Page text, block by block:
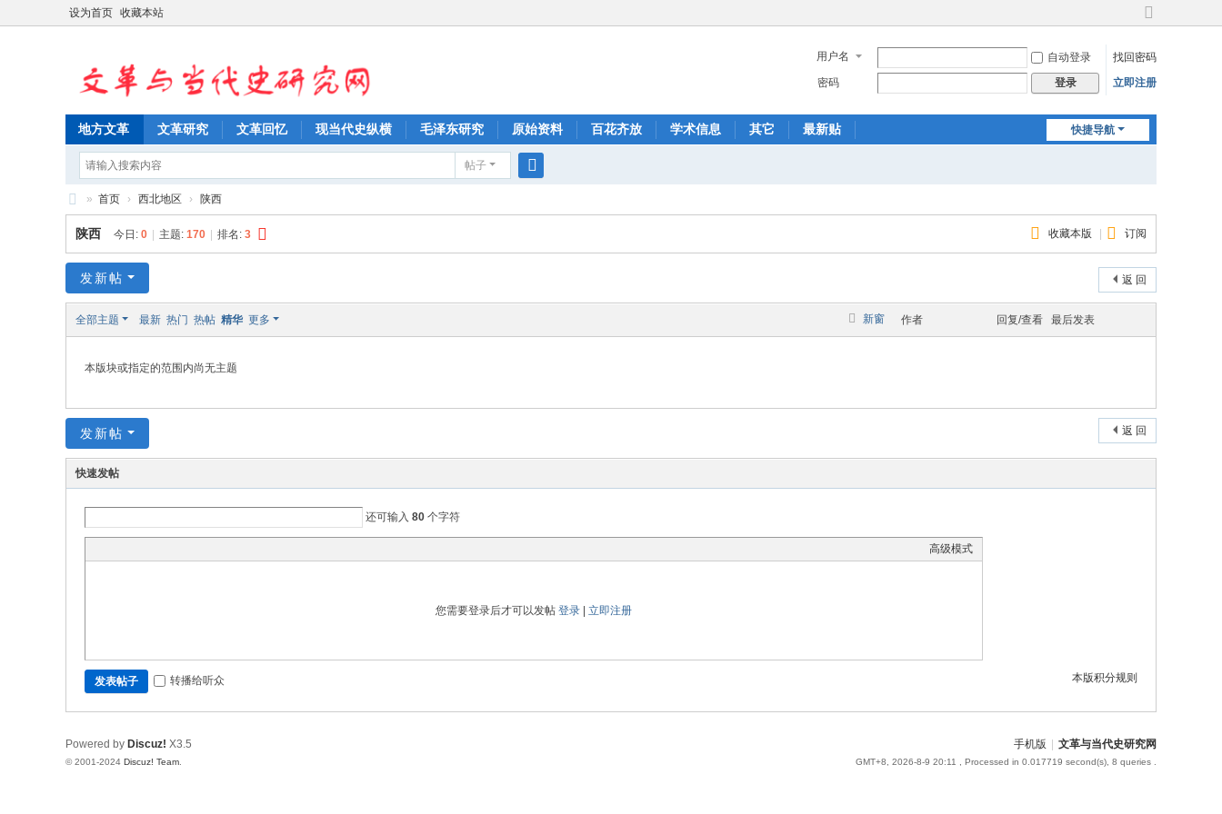
设为首页 收藏本站
切
到
宽
用户名 自动登录
找回密码
密码
登录 立即注册
快捷导航
地方文革 文革研究 文革回忆 现当代史纵横 毛泽东研究 原始资料 百花齐放 学术信息 其它 最新贴
帖子
索
文
革
当
究
» 首页 › 西北地区 › 陕西
收藏本版 订阅
陕西 今日: 0 主题: 170 排名: 3
返 回
发新帖
新窗
全部主题 最新 热门 热帖 精华 更多 作者 回复/查看 最后发表
本版块或指定的范围内尚无主题
返 回
发新帖
快速发帖
还可输入 80 个字符
高级模式
您需要登录后才可以发帖 登录 立即注册
本版积分规则
发表帖子 转播给听众
手机版 文革与当代史研究网
GMT+8, 2026-8-9 20:11 , Processed in 0.017719 second(s), 8 queries .
Powered by Discuz! X3.5
© 2001-2024 Discuz! Team